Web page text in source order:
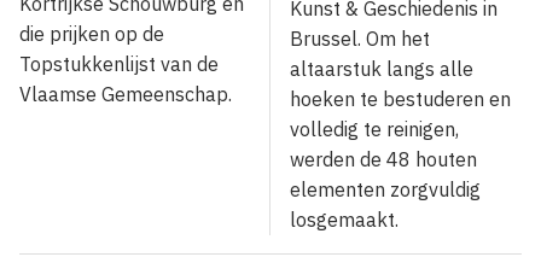
die prijken op de
Topstukkenlijst van de
Vlaamse Gemeenschap.
Kunst & Geschiedenis in
Brussel. Om het
altaarstuk langs alle
hoeken te bestuderen en
volledig te reinigen,
werden de 48 houten
elementen zorgvuldig
losgemaakt.